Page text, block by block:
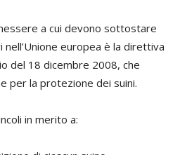
a cui devono sottostare
europea è la direttiva
del 18 dicembre 2008, che
per la protezione dei suini.
in merito a: